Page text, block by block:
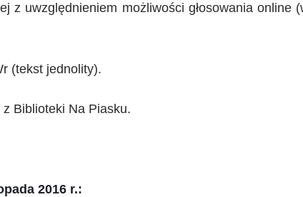
z uwzględnieniem możliwości głosowania
(tekst jednolity).
Biblioteki Na Piasku.
2016 r.: